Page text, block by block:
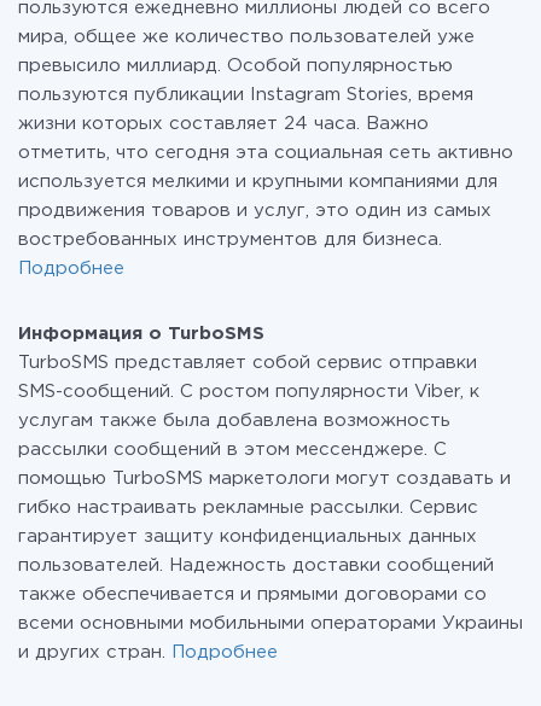
пользуются ежедневно миллионы людей со всего
мира, общее же количество пользователей уже
превысило миллиард. Особой популярностью
пользуются публикации Instagram Stories, время
жизни которых составляет 24 часа. Важно
отметить, что сегодня эта социальная сеть активно
используется мелкими и крупными компаниями для
продвижения товаров и услуг, это один из самых
востребованных инструментов для бизнеса.
Подробнее
Информация о TurboSMS
TurboSMS представляет собой сервис отправки
SMS-сообщений. С ростом популярности Viber, к
услугам также была добавлена возможность
рассылки сообщений в этом мессенджере. С
помощью TurboSMS маркетологи могут создавать и
гибко настраивать рекламные рассылки. Сервис
гарантирует защиту конфиденциальных данных
пользователей. Надежность доставки сообщений
также обеспечивается и прямыми договорами со
всеми основными мобильными операторами Украины
и других стран.
Подробнее